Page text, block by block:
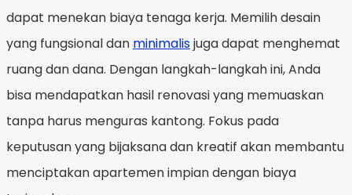
dapat menekan biaya tenaga kerja. Memilih desain
yang fungsional dan minimalisjuga dapat menghemat
ruang dan dana. Dengan langkah-langkah ini, Anda
bisa mendapatkan hasil renovasi yang memuaskan
tanpa harus menguras kantong. Fokus pada
keputusan yang bijaksana dan kreatif akan membantu
menciptakan apartemen impian dengan biaya